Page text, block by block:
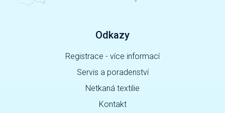
Odkazy
Registrace - více informací
Servis a poradenství
Netkaná textilie
Kontakt